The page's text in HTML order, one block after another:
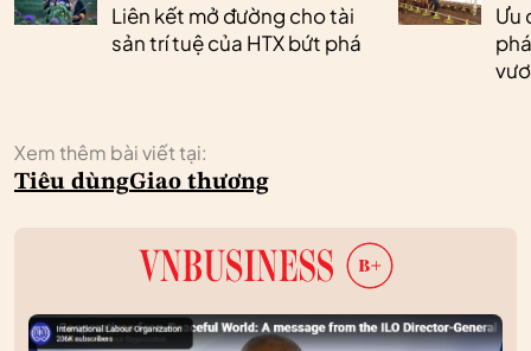
Liên kết mở đường cho tài
sản trí tuệ của HTX bứt phá
Ưu
Xem thêm bài viết tại:
Tiêu dùngGiao thương